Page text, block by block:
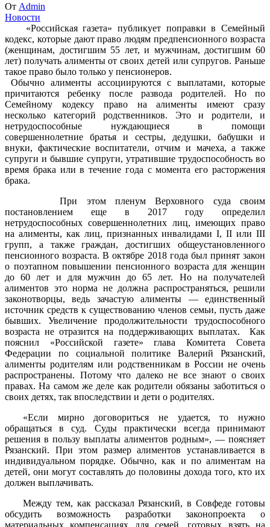
От Admin
Новости
«Российская газета» публикует поправки в Семейный
кодекс, которые дают право людям предпенсионного возраста
(женщинам, достигшим 55 лет, и мужчинам, достигшим 60
лет) получать алименты от своих детей или супругов. Раньше
такое право было только у пенсионеров.
Обычно алименты ассоциируются с выплатами, которые
причитаются ребенку после развода родителей. Но по
Семейному кодексу право на алименты имеют сразу
несколько категорий родственников. Это и родители, и
нетрудоспособные нуждающиеся в помощи
совершеннолетние братья и сестры, дедушки, бабушки и
внуки, фактические воспитатели, отчим и мачеха, а также
супруги и бывшие супруги, утратившие трудоспособность во
время брака или в течение года с момента его расторжения
брака.
При этом пленум Верховного суда своим
постановлением еще в 2017 году определил
нетрудоспособных совершеннолетних лиц, имеющих право
на алименты, как лиц, признанных инвалидами I, II или III
групп, а также граждан, достигших общеустановленного
пенсионного возраста. В октябре 2018 года был принят закон
о поэтапном повышении пенсионного возраста для женщин
до 60 лет и для мужчин до 65 лет. Но на получателей
алиментов это норма не должна распространяться, решили
законотворцы, ведь зачастую алименты — единственный
источник средств к существованию членов семьи, пусть даже
бывших. Увеличение продолжительности трудоспособного
возраста не отразится на поддерживающих выплатах. Как
пояснил «Российской газете» глава Комитета Совета
Федерации по социальной политике Валерий Рязанский,
алименты родителям или родственникам в России не очень
распространены. Потому что далеко не все знают о своих
правах. На самом же деле как родители обязаны заботиться о
своих детях, так впоследствии и дети о родителях.
«Если мирно договориться не удается, то нужно
обращаться в суд. Суды практически всегда принимают
решения в пользу выплаты алиментов родным», — поясняет
Рязанский. При этом размер алиментов устанавливается в
индивидуальном порядке. Обычно, как и по алиментам на
детей, они могут составлять до половины дохода того, кто их
должен выплачивать.
Между тем, как рассказал Рязанский, в Совфеде готовы
обсудить возможность разработки законопроекта о
материальных компенсациях для семей, готовых взять на